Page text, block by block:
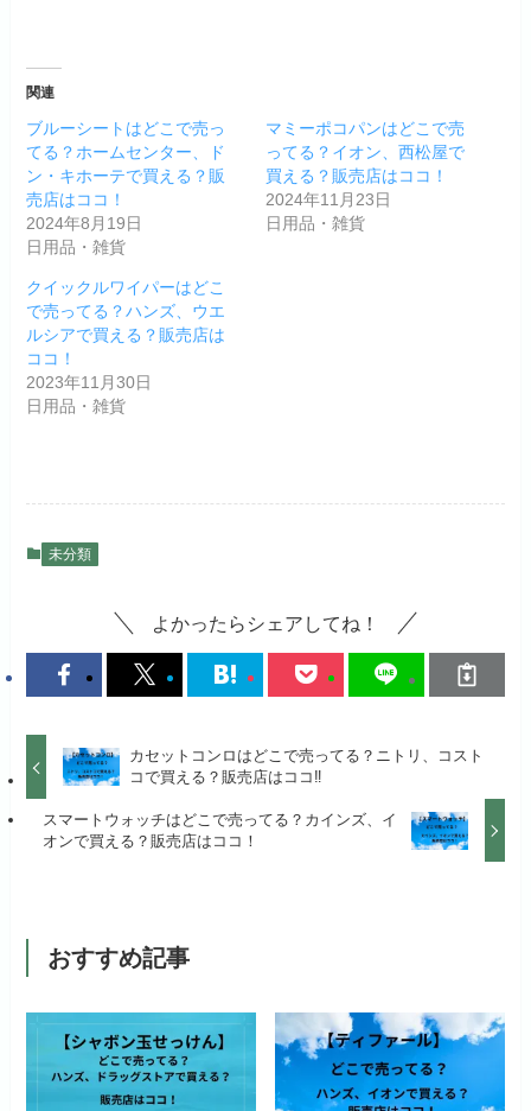
関連
ブルーシートはどこで売っ
てる？ホームセンター、ド
ン・キホーテで買える？販
売店はココ！
2024年8月19日
日用品・雑貨
マミーポコパンはどこで売
ってる？イオン、西松屋で
買える？販売店はココ！
2024年11月23日
日用品・雑貨
クイックルワイパーはどこ
で売ってる？ハンズ、ウエ
ルシアで買える？販売店は
ココ！
2023年11月30日
日用品・雑貨
未分類
よかったらシェアしてね！
カセットコンロはどこで売ってる？ニトリ、コスト
コで買える？販売店はココ‼
スマートウォッチはどこで売ってる？カインズ、イ
オンで買える？販売店はココ！
おすすめ記事